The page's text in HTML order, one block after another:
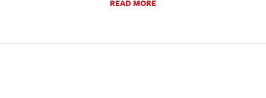
READ MORE